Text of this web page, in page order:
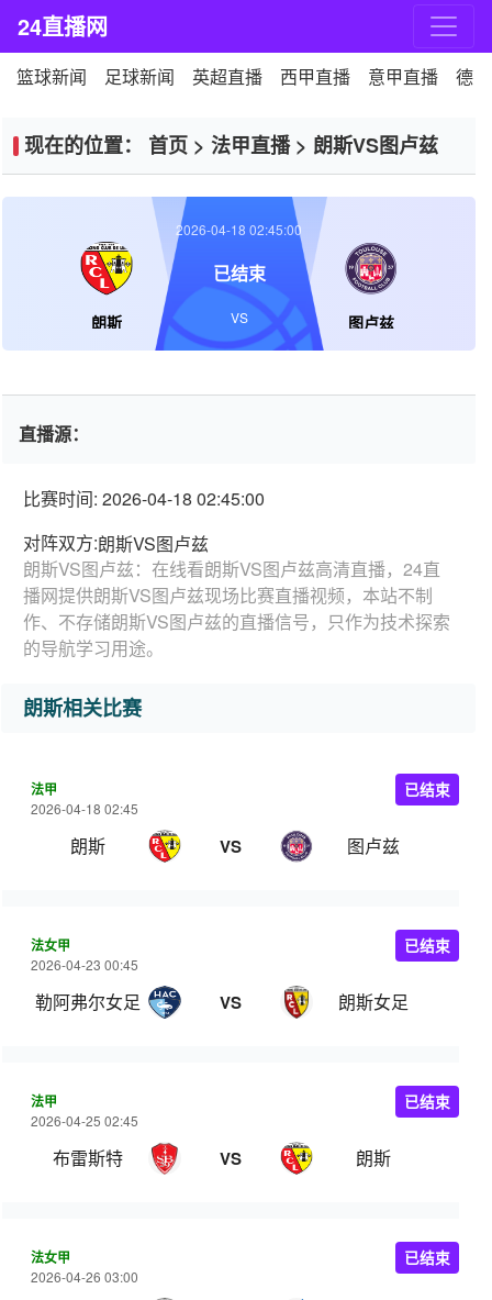
24直播网
篮球新闻 足球新闻 英超直播 西甲直播 意甲直播 德
现在的位置： 首页 > 法甲直播> 朗斯VS图卢兹
朗斯 图卢兹
2026-04-18 02:45:00
已结束
VS
直播源：
比赛时间: 2026-04-18 02:45:00
对阵双方:朗斯VS图卢兹
朗斯VS图卢兹：在线看朗斯VS图卢兹高清直播，24直
播网提供朗斯VS图卢兹现场比赛直播视频，本站不制
作、不存储朗斯VS图卢兹的直播信号，只作为技术探索
的导航学习用途。
朗斯相关比赛
法甲
2026-04-18 02:45
朗斯 VS 图卢兹
已结束
法女甲
2026-04-23 00:45
勒阿弗尔女足 VS 朗斯女足
已结束
法甲
2026-04-25 02:45
布雷斯特 VS 朗斯
已结束
法女甲
2026-04-26 03:00
已结束